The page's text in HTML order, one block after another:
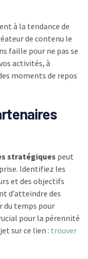
à la tendance de
de contenu le
faille pour ne pas se
activités, à
moments de repos
stratégiques peut
Identifiez les
et des objectifs
d’atteindre des
du temps pour
pour la pérennité
sur ce lien : trouver